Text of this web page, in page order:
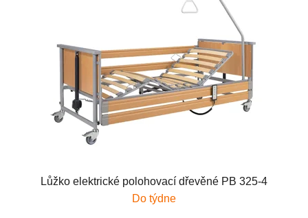
Lůžko elektrické polohovací dřevěné PB 325-4
Do týdne